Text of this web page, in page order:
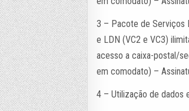
3 – Pacote de Serviços
e LDN (VC2 e VC3)
acesso a caixa-postal/
em comodato) –
4 – Utilização de dados